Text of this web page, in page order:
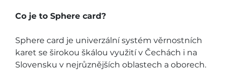
Co je to Sphere card?
Sphere card je univerzální systém věrnostních
karet se širokou škálou využití v Čechách i na
Slovensku v nejrůznějších oblastech a oborech.